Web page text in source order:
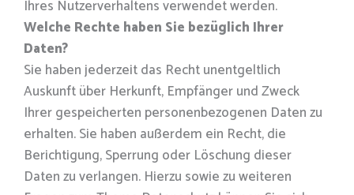
Ihres Nutzerverhaltens verwendet werden.
Welche Rechte haben Sie bezüglich Ihrer
Daten?
Sie haben jederzeit das Recht unentgeltlich
Auskunft über Herkunft, Empfänger und Zweck
Ihrer gespeicherten personenbezogenen Daten zu
erhalten. Sie haben außerdem ein Recht, die
Berichtigung, Sperrung oder Löschung dieser
Daten zu verlangen. Hierzu sowie zu weiteren